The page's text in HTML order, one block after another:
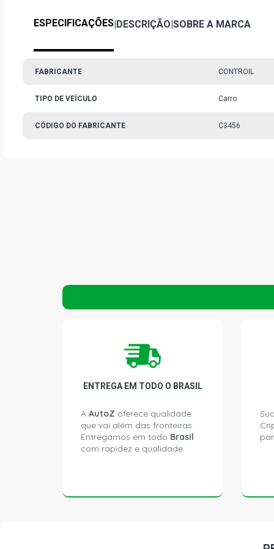
ESPECIFICAÇÕES|DESCRIÇÃO|SOBRE A MARCA
FABRICANTE CONTROIL
TIPO DE VEÍCULO Carro
CÓDIGO DO FABRICANTE C3456
ENTREGA EM TODO O BRASIL
A AutoZ oferece qualidade
que vai além das fronteiras.
Entregamos em todo Brasil
com rapidez e qualidade.